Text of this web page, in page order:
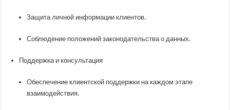
Защита личной информации клиентов.
Соблюдение положений законодательства о данных.
Поддержка и консультация
Обеспечение клиентской поддержки на каждом этапе
взаимодействия.